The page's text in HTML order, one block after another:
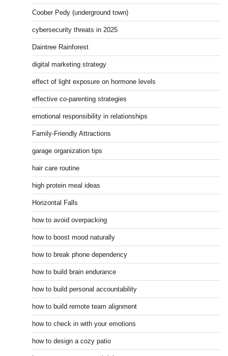
Coober Pedy (underground town)
cybersecurity threats in 2025
Daintree Rainforest
digital marketing strategy
effect of light exposure on hormone levels
effective co-parenting strategies
emotional responsibility in relationships
Family-Friendly Attractions
garage organization tips
hair care routine
high protein meal ideas
Horizontal Falls
how to avoid overpacking
how to boost mood naturally
how to break phone dependency
how to build brain endurance
how to build personal accountability
how to build remote team alignment
how to check in with your emotions
how to design a cozy patio